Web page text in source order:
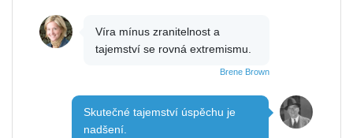
Víra mínus zranitelnost a
tajemství se rovná extremismu.
Brene Brown
Skutečné tajemství úspěchu je
nadšení.